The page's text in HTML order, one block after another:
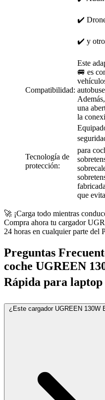
✔️
✔️ y
Compatibilidad:
Este
🚐 es
una
la
Tecnología de
protección:
para
que
🚀 ¡Carga todo mientras
Compra ahora tu cargador
24 horas en cualquier parte del
Preguntas
coche UGREEN
Rápida para laptop
¿Este cargador UGREEN 130W